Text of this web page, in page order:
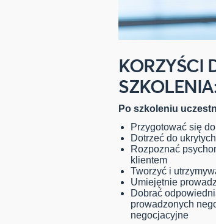
KORZYŚCI
Po szkoleniu
Przygotować się
Dotrzeć do
Rozpoznać
klientem
Tworzyć i
Umiejętnie
Dobrać
prowadzonych
negocjacyjne